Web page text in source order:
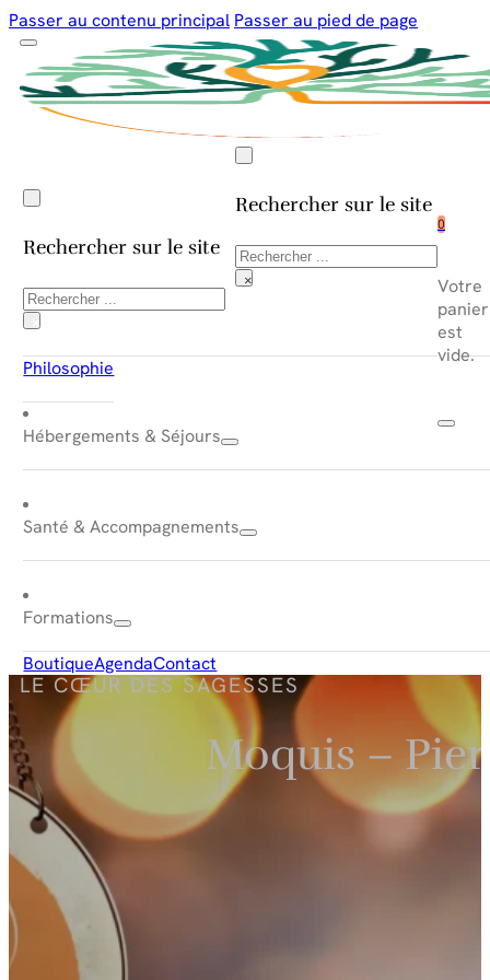
Passer au contenu principal Passer au pied de page
Rechercher sur le site
Rechercher
×
0
Votre
panier
est
vide.
Rechercher sur le site
Rechercher
×
Philosophie
Hébergements & Séjours
Santé & Accompagnements
Formations
BoutiqueAgendaContact
LE CŒUR DES SAGESSES
Moquis –